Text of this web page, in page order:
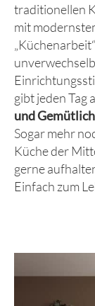
traditionellen
mit
gibt jeden Tag
und
Sogar mehr
Küche der
gerne
Einfach zum